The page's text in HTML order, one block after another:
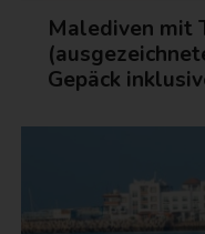
Malediven mit
Gepäck